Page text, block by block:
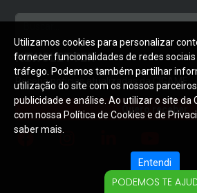
NEWSLETTER
Receba notícias atualizadas da CIGAME
Quero receber
Utilizamos cookies para personalizar
fornecer funcionalidades de redes sociais
tráfego. Podemos também partilhar
utilização do site com os nossos
publicidade e análise. Ao utilizar o site da
com nossa Política de Cookies e de
saber mais.
Entendi
PODEMOS TE